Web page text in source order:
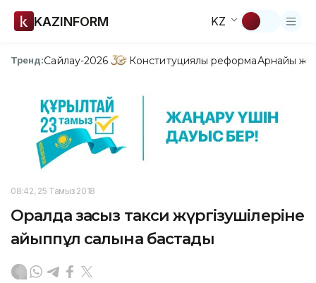
KAZINFORM KZ
Тренд:Сайлау-2026 Конституциялық реформаАрнайы
08:42, 25 Тамыз 2018
Оралда заңсыз такси жүргізушілеріне
айыппұл салына бастады